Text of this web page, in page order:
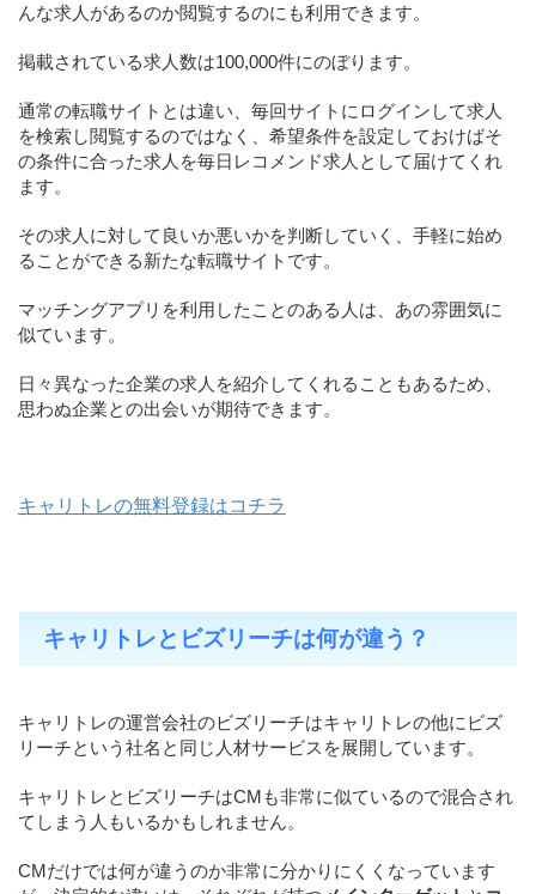
んな求人があるのか閲覧するのにも利用できます。
掲載されている求人数は100,000件にのぼります。
通常の転職サイトとは違い、毎回サイトにログインして求人
を検索し閲覧するのではなく、希望条件を設定しておけばそ
の条件に合った求人を毎日レコメンド求人として届けてくれ
ます。
その求人に対して良いか悪いかを判断していく、手軽に始め
ることができる新たな転職サイトです。
マッチングアプリを利用したことのある人は、あの雰囲気に
似ています。
日々異なった企業の求人を紹介してくれることもあるため、
思わぬ企業との出会いが期待できます。
キャリトレの無料登録はコチラ
キャリトレとビズリーチは何が違う？
キャリトレの運営会社のビズリーチはキャリトレの他にビズ
リーチという社名と同じ人材サービスを展開しています。
キャリトレとビズリーチはCMも非常に似ているので混合され
てしまう人もいるかもしれません。
CMだけでは何が違うのか非常に分かりにくくなっています